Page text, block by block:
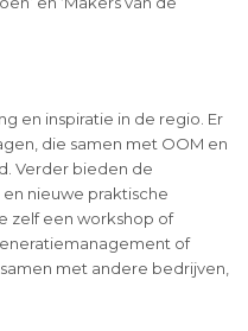
en inspiratie in de regio. Er
die samen met OOM en
Verder bieden de
nieuwe praktische
zelf een workshop of
of
met andere bedrijven,